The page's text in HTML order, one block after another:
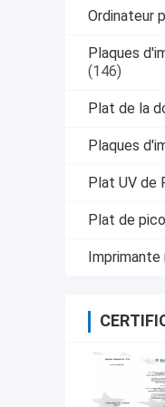
Ordinateur
Plaques
(146)
Plat de la
Plaques
Plat UV de
Plat de
Imprimante